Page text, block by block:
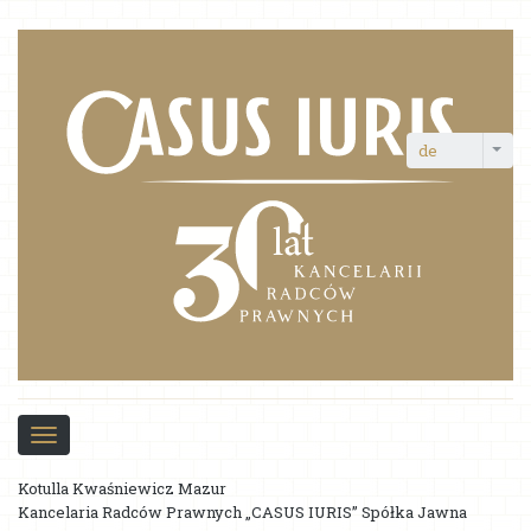
Toggle
navigation
Über die Kanzlei
de
Kotulla Kwaśniewicz Mazur
Kancelaria Radców Prawnych „CASUS IURIS” Spółka Jawna